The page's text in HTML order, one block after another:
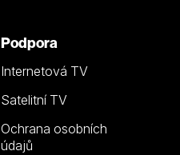
Podpora
Internetová TV
Satelitní TV
Ochrana osobních
údajů